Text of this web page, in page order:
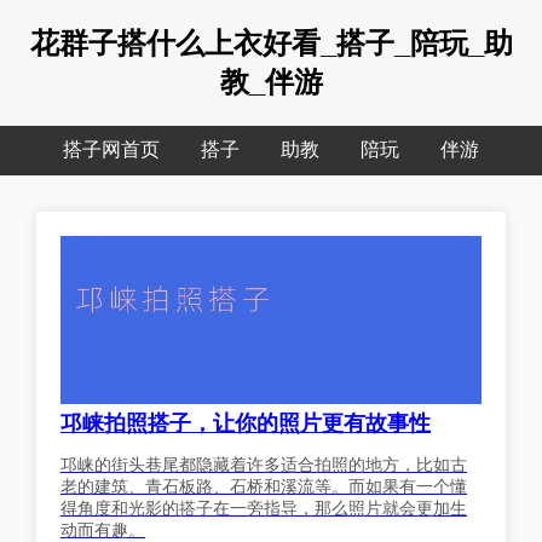
花群子搭什么上衣好看_搭子_陪玩_助
教_伴游
搭子网首页 搭子 助教 陪玩 伴游
邛崃拍照搭子，让你的照片更有故事性
邛崃的街头巷尾都隐藏着许多适合拍照的地方，比如古
老的建筑、青石板路、石桥和溪流等。而如果有一个懂
得角度和光影的搭子在一旁指导，那么照片就会更加生
动而有趣。